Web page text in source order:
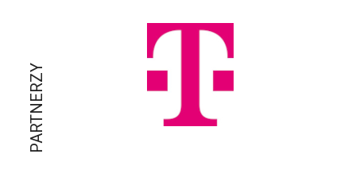
PARTNERZY